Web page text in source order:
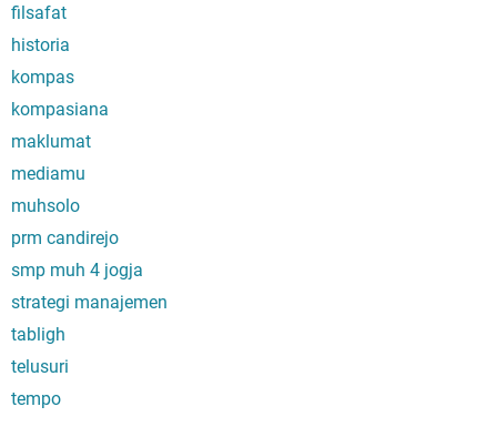
filsafat
historia
kompas
kompasiana
maklumat
mediamu
muhsolo
prm candirejo
smp muh 4 jogja
strategi manajemen
tabligh
telusuri
tempo